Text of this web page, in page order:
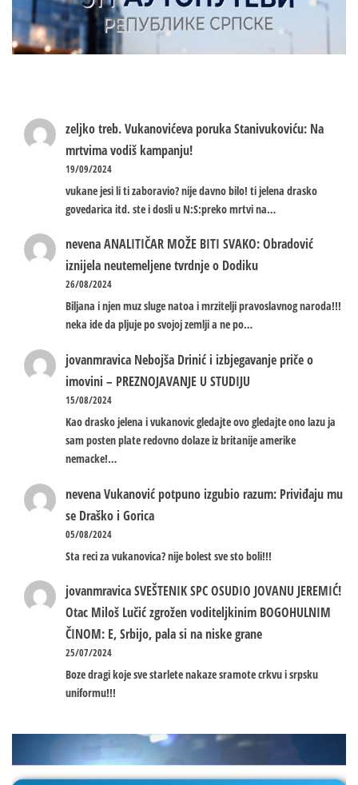
zeljko treb.Vukanovićeva poruka Stanivukoviću: Na
mrtvima vodiš kampanju!
19/09/2024
vukane jesi li ti zaboravio? nije davno bilo! ti jelena drasko
govedarica itd. ste i dosli u N:S:preko mrtvi na…
nevenaANALITIČAR MOŽE BITI SVAKO: Obradović
iznijela neutemeljene tvrdnje o Dodiku
26/08/2024
Biljana i njen muz sluge natoa i mrzitelji pravoslavnog naroda!!!
neka ide da pljuje po svojoj zemlji a ne po…
jovanmravica Nebojša Drinić i izbjegavanje priče o
imovini – PREZNOJAVANJE U STUDIJU
15/08/2024
Kao drasko jelena i vukanovic gledajte ovo gledajte ono lazu ja
sam posten plate redovno dolaze iz britanije amerike
nemacke!…
nevenaVukanović potpuno izgubio razum: Priviđaju mu
se Draško i Gorica
05/08/2024
Sta reci za vukanovica? nije bolest sve sto boli!!!
jovanmravicaSVEŠTENIK SPC OSUDIO JOVANU JEREMIĆ!
Otac Miloš Lučić zgrožen voditeljkinim BOGOHULNIM
ČINOM: E, Srbijo, pala si na niske grane
25/07/2024
Boze dragi koje sve starlete nakaze sramote crkvu i srpsku
uniformu!!!